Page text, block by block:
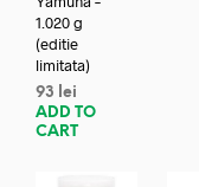
1.020 g
(editie
limitata)
93
lei
ADD TO
CART